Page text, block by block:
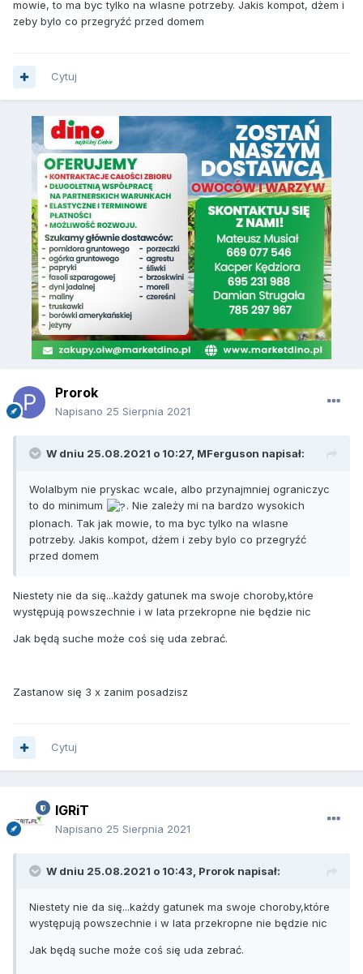
mowie, to ma byc tylko na wlasne potrzeby. Jakis kompot, dżem i
zeby bylo co przegryźć przed domem
Cytuj
Prorok
Napisano 25 Sierpnia 2021
W dniu 25.08.2021 o 10:27, MFerguson napisał:
Wolalbym nie pryskac wcale, albo przynajmniej ograniczyc
to do minimum
. Nie zależy mi na bardzo wysokich
plonach. Tak jak mowie, to ma byc tylko na wlasne
potrzeby. Jakis kompot, dżem i zeby bylo co przegryźć
przed domem
Niestety nie da się...każdy gatunek ma swoje choroby,które
występują powszechnie i w lata przekropne nie będzie nic
Jak będą suche może coś się uda zebrać.
Zastanow się 3 x zanim posadzisz
Cytuj
IGRiT
Napisano 25 Sierpnia 2021
W dniu 25.08.2021 o 10:43, Prorok napisał:
Niestety nie da się...każdy gatunek ma swoje choroby,które
występują powszechnie i w lata przekropne nie będzie nic
Jak będą suche może coś się uda zebrać.